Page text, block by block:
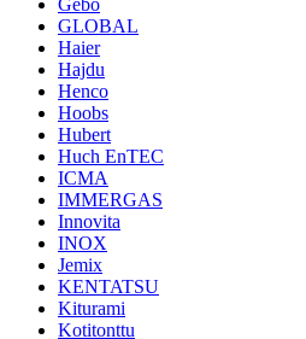
Gebo
GLOBAL
Haier
Hajdu
Henco
Hoobs
Hubert
Huch EnTEC
ICMA
IMMERGAS
Innovita
INOX
Jemix
KENTATSU
Kiturami
Kotitonttu